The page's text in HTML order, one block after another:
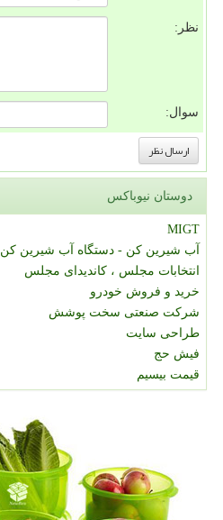
نظر:
سوال:
دوستان نیوباکس
MIGT
آب شیرین کن - دستگاه آب شیرین کن
انتخابات مجلس ، کاندیدای مجلس
خرید و فروش خودرو
شرکت صنعتی سخت پوشش
طراحی سایت
فیش حج
قیمت بیسیم